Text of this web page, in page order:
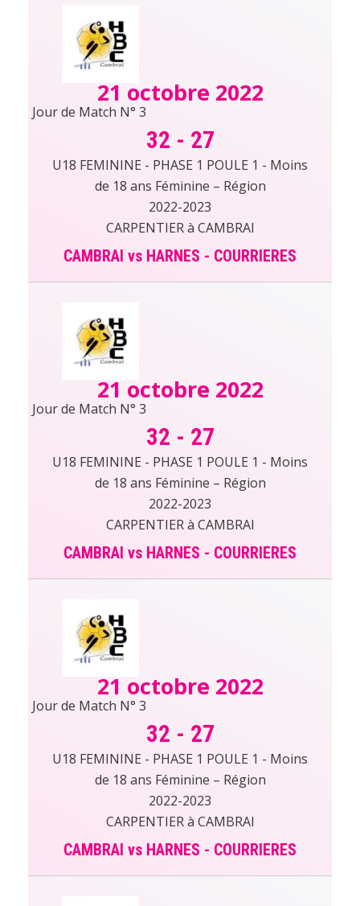
21 octobre 2022
Jour de Match N° 3
32 - 27
U18 FEMININE - PHASE 1 POULE 1 - Moins
de 18 ans Féminine – Région
2022-2023
CARPENTIER à CAMBRAI
CAMBRAI vs HARNES - COURRIERES
21 octobre 2022
Jour de Match N° 3
32 - 27
U18 FEMININE - PHASE 1 POULE 1 - Moins
de 18 ans Féminine – Région
2022-2023
CARPENTIER à CAMBRAI
CAMBRAI vs HARNES - COURRIERES
21 octobre 2022
Jour de Match N° 3
32 - 27
U18 FEMININE - PHASE 1 POULE 1 - Moins
de 18 ans Féminine – Région
2022-2023
CARPENTIER à CAMBRAI
CAMBRAI vs HARNES - COURRIERES